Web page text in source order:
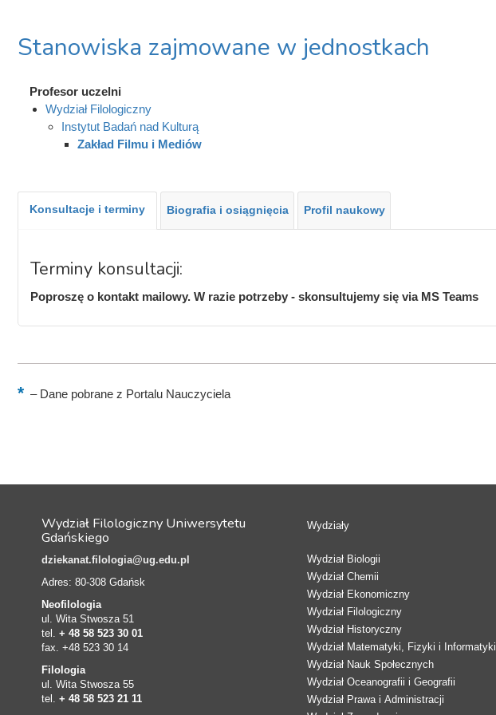
Stanowiska zajmowane w jednostkach
Profesor uczelni
Wydział Filologiczny
Instytut Badań nad Kulturą
Zakład Filmu i Mediów
Konsultacje i terminy Biografia i osiągnięcia Profil naukowy
Terminy konsultacji:
Poproszę o kontakt mailowy. W razie potrzeby - skonsultujemy się via MS Teams
–Dane pobrane z Portalu Nauczyciela
Wydział Filologiczny Uniwersytetu
Gdańskiego
dziekanat.filologia@ug.edu.pl
Adres: 80-308 Gdańsk
Neofilologia
ul. Wita Stwosza 51
tel. + 48 58 523 30 01
fax. +48 523 30 14
Filologia
ul. Wita Stwosza 55
tel. + 48 58 523 21 11
Wydziały
Wydział Biologii
Wydział Chemii
Wydział Ekonomiczny
Wydział Filologiczny
Wydział Historyczny
Wydział Matematyki, Fizyki i Informatyki
Wydział Nauk Społecznych
Wydział Oceanografii i Geografii
Wydział Prawa i Administracji